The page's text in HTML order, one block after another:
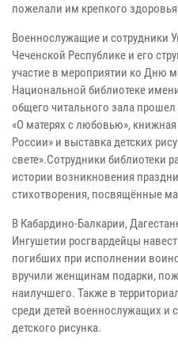
пожелали им крепкого
Военнослужащие и сотрудники
Чеченской Республике и его
участие в мероприятии ко Дню
Национальной библиотеке
общего читального зала
«О матерях с любовью»,
России» и выставка детских
свете».Сотрудники библиотеки
истории возникновения
стихотворения, посвящённые
В Кабардино-Балкарии,
Ингушетии росгвардейцы
погибших при исполнении
вручили женщинам подарки,
наилучшего. Также в
среди детей военнослужащих и
детского рисунка.